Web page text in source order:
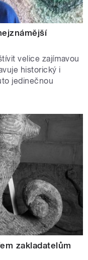
velice zajímavou
historický i
jedinečnou
zakladatelům